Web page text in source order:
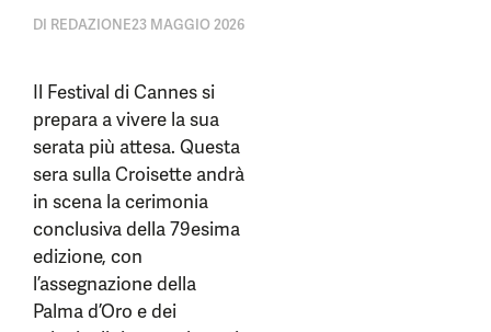
DI REDAZIONE23 MAGGIO 2026
Il Festival di Cannes si
prepara a vivere la sua
serata più attesa. Questa
sera sulla Croisette andrà
in scena la cerimonia
conclusiva della 79esima
edizione, con
l’assegnazione della
Palma d’Oro e dei